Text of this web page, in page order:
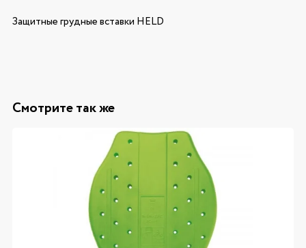
Защитные грудные вставки HELD
Смотрите так же